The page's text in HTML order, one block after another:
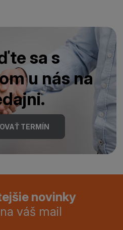
sa s
u nás na
TERMÍN
novinky
váš mail